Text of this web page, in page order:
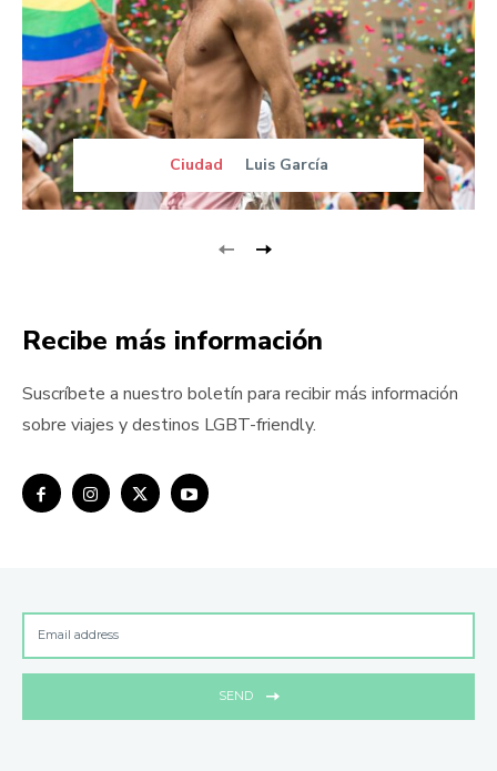
Ciudad Luis García
Recibe más información
Suscríbete a nuestro boletín para recibir más información
sobre viajes y destinos LGBT-friendly.
SEND